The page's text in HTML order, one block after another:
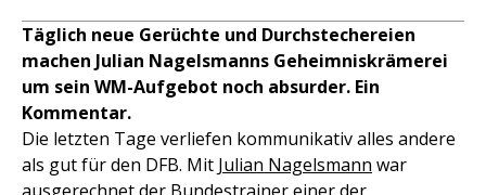
Täglich neue Gerüchte und Durchstechereien
machen Julian Nagelsmanns Geheimniskrämerei
um sein WM-Aufgebot noch absurder. Ein
Kommentar.
Die letzten Tage verliefen kommunikativ alles andere
als gut für den DFB. Mit Julian Nagelsmann war